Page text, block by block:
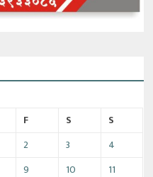
F S
S
2 3
4
9 10 11